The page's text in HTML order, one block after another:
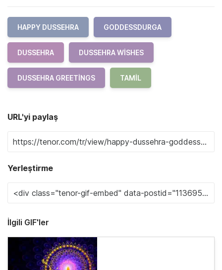
HAPPY DUSSEHRA GODDESSDURGA
DUSSEHRA DUSSEHRA WISHES
DUSSEHRA GREETINGS TAMIL
URL'yi paylaş
Yerleştirme
İlgili GIF'ler